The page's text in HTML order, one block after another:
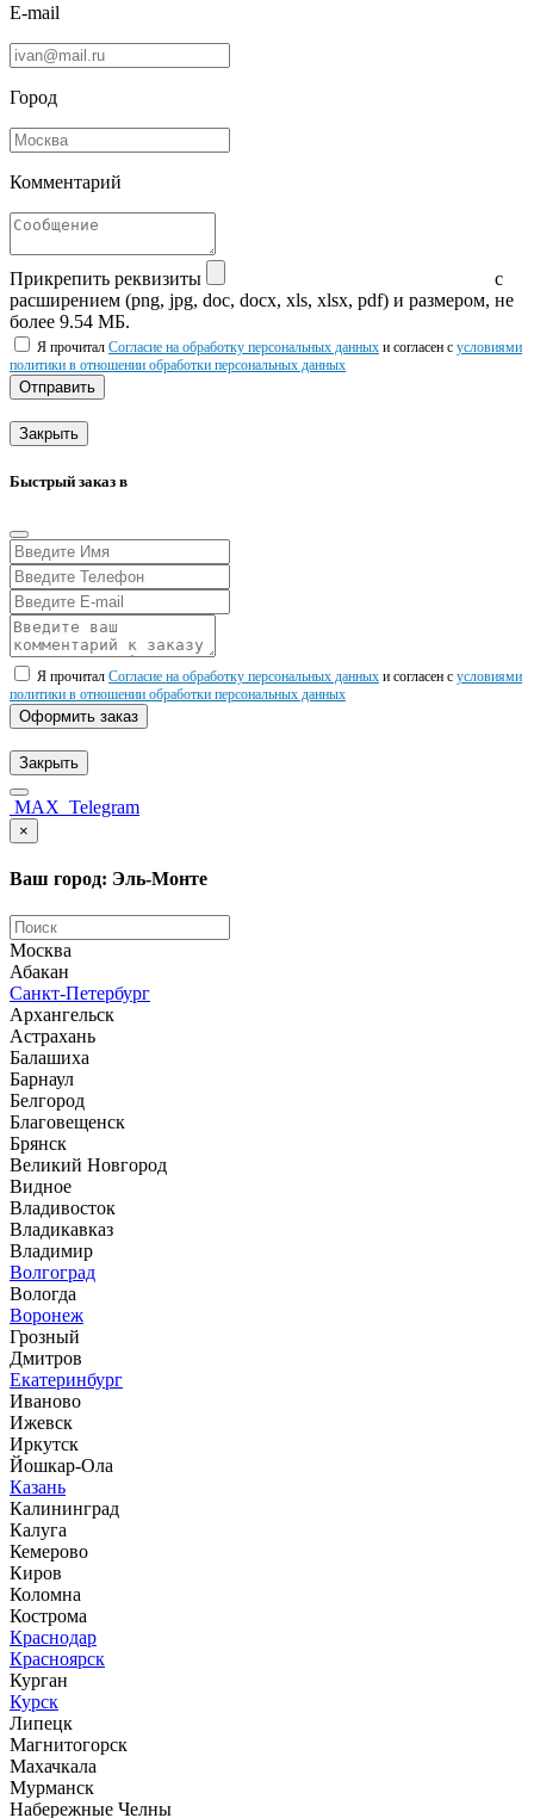
E-mail
Город
Комментарий
Прикрепить реквизиты
с
расширением (png, jpg, doc, docx, xls, xlsx, pdf) и размером, не
более 9.54 МБ.
Я прочитал Согласие на обработку персональных данных и согласен с условиями
политики в отношении обработки персональных данных
Отправить
Закрыть
Быстрый заказ в
Я прочитал Согласие на обработку персональных данных и согласен с условиями
политики в отношении обработки персональных данных
Оформить заказ
Закрыть
MAX Telegram
×
Ваш город: Эль-Монте
Москва
Абакан
Санкт-Петербург
Архангельск
Астрахань
Балашиха
Барнаул
Белгород
Благовещенск
Брянск
Великий Новгород
Видное
Владивосток
Владикавказ
Владимир
Волгоград
Вологда
Воронеж
Грозный
Дмитров
Екатеринбург
Иваново
Ижевск
Иркутск
Йошкар-Ола
Казань
Калининград
Калуга
Кемерово
Киров
Коломна
Кострома
Краснодар
Красноярск
Курган
Курск
Липецк
Магнитогорск
Махачкала
Мурманск
Набережные Челны